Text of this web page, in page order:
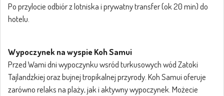
Po przylocie odbiór z lotniska i prywatny transfer (ok 20 min) do
hotelu.
Wypoczynek na wyspie Koh Samui
Przed Wami dni wypoczynku wsród turkusowych wód Zatoki
Tajlandzkiej oraz bujnej tropikalnej przyrody. Koh Samui oferuje
zarówno relaks na plaży, jak i aktywny wypoczynek. Możecie